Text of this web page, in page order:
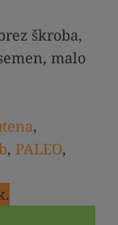
škroba,
malo
,
, PALEO,